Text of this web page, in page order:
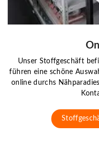
Unser Stoffgeschäft
führen eine schöne
online durchs